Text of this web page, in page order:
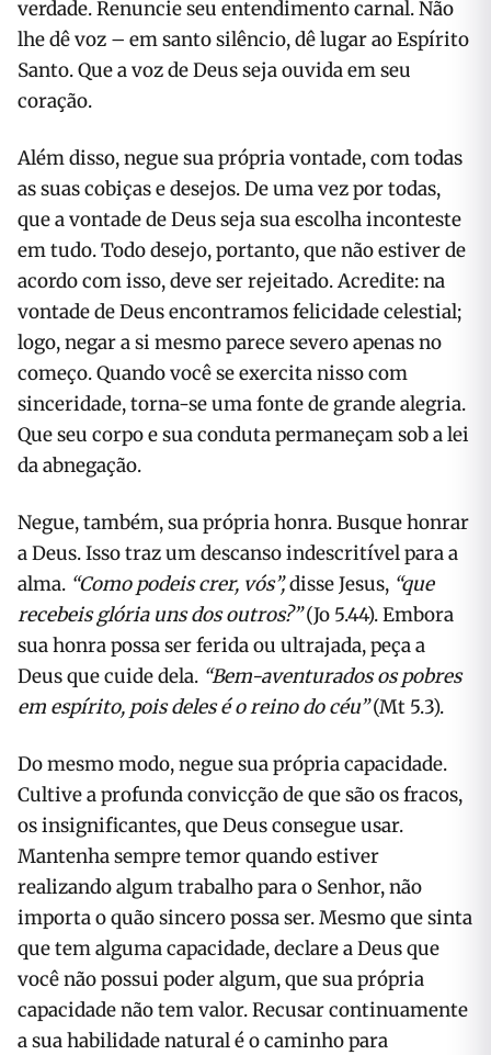
verdade. Renuncie seu entendimento carnal. Não
lhe dê voz – em santo silêncio, dê lugar ao Espírito
Santo. Que a voz de Deus seja ouvida em seu
coração.
Além disso, negue sua própria vontade, com todas
as suas cobiças e desejos. De uma vez por todas,
que a vontade de Deus seja sua escolha inconteste
em tudo. Todo desejo, portanto, que não estiver de
acordo com isso, deve ser rejeitado. Acredite: na
vontade de Deus encontramos felicidade celestial;
logo, negar a si mesmo parece severo apenas no
começo. Quando você se exercita nisso com
sinceridade, torna-se uma fonte de grande alegria.
Que seu corpo e sua conduta permaneçam sob a lei
da abnegação.
Negue, também, sua própria honra. Busque honrar
a Deus. Isso traz um descanso indescritível para a
alma. “Como podeis crer, vós”,disse Jesus, “que
recebeis glória uns dos outros?”(Jo 5.44). Embora
sua honra possa ser ferida ou ultrajada, peça a
Deus que cuide dela. “Bem-aventurados os pobres
em espírito, pois deles é o reino do céu”(Mt 5.3).
Do mesmo modo, negue sua própria capacidade.
Cultive a profunda convicção de que são os fracos,
os insignificantes, que Deus consegue usar.
Mantenha sempre temor quando estiver
realizando algum trabalho para o Senhor, não
importa o quão sincero possa ser. Mesmo que sinta
que tem alguma capacidade, declare a Deus que
você não possui poder algum, que sua própria
capacidade não tem valor. Recusar continuamente
a sua habilidade natural é o caminho para